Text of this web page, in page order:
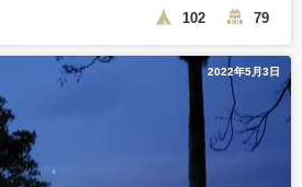
102 79
2022年5月3日